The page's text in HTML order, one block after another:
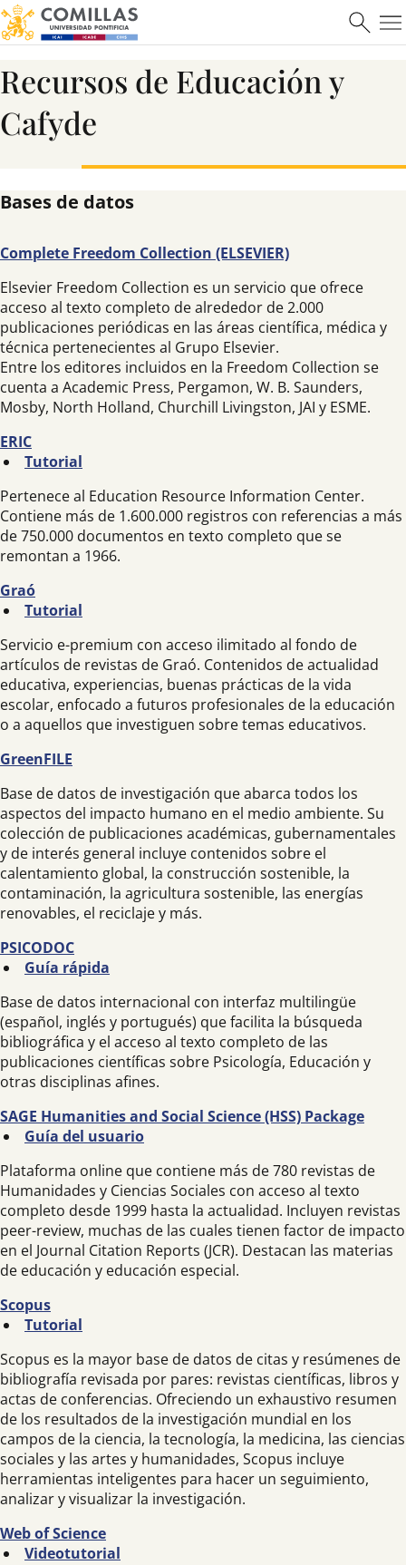
Recursos de Educación y
Cafyde
Bases de datos
Complete Freedom Collection (ELSEVIER)
Elsevier Freedom Collection es un servicio que ofrece
acceso al texto completo de alrededor de 2.000
publicaciones periódicas en las áreas científica, médica y
técnica pertenecientes al Grupo Elsevier.
Entre los editores incluidos en la Freedom Collection se
cuenta a Academic Press, Pergamon, W. B. Saunders,
Mosby, North Holland, Churchill Livingston, JAI y ESME.
ERIC
Tutorial
Pertenece al Education Resource Information Center.
Contiene más de 1.600.000 registros con referencias a más
de 750.000 documentos en texto completo que se
remontan a 1966.
Graó
Tutorial
Servicio e-premium con acceso ilimitado al fondo de
artículos de revistas de Graó. Contenidos de actualidad
educativa, experiencias, buenas prácticas de la vida
escolar, enfocado a futuros profesionales de la educación
o a aquellos que investiguen sobre temas educativos.
GreenFILE
Base de datos de investigación que abarca todos los
aspectos del impacto humano en el medio ambiente. Su
colección de publicaciones académicas, gubernamentales
y de interés general incluye contenidos sobre el
calentamiento global, la construcción sostenible, la
contaminación, la agricultura sostenible, las energías
renovables, el reciclaje y más.
PSICODOC
Guía rápida
Base de datos internacional con interfaz multilingüe
(español, inglés y portugués) que facilita la búsqueda
bibliográfica y el acceso al texto completo de las
publicaciones científicas sobre Psicología, Educación y
otras disciplinas afines.
SAGE Humanities and Social Science (HSS) Package
Guía del usuario
Plataforma online que contiene más de 780 revistas de
Humanidades y Ciencias Sociales con acceso al texto
completo desde 1999 hasta la actualidad. Incluyen revistas
peer-review, muchas de las cuales tienen factor de impacto
en el Journal Citation Reports (JCR). Destacan las materias
de educación y educación especial.
Scopus
Tutorial
Scopus es la mayor base de datos de citas y resúmenes de
bibliografía revisada por pares: revistas científicas, libros y
actas de conferencias. Ofreciendo un exhaustivo resumen
de los resultados de la investigación mundial en los
campos de la ciencia, la tecnología, la medicina, las ciencias
sociales y las artes y humanidades, Scopus incluye
herramientas inteligentes para hacer un seguimiento,
analizar y visualizar la investigación.
Web of Science
Videotutorial